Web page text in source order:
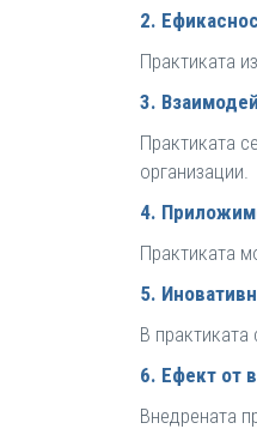
2.
Практиката
3.
Практиката
организации.
4.
Практиката
5.
В
6. Ефект от
Внедрената